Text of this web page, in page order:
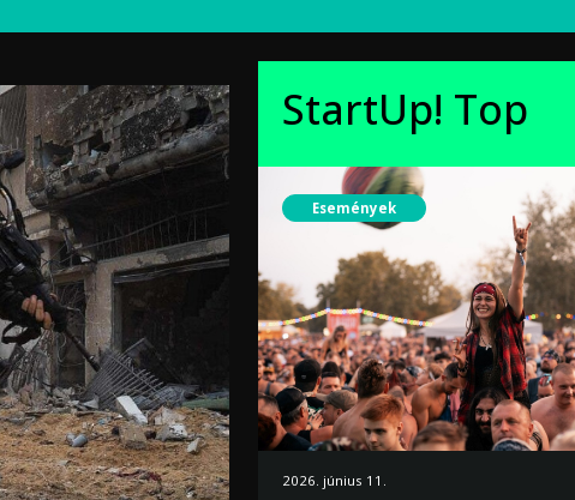
StartUp! Top
Események
2026. június 11.